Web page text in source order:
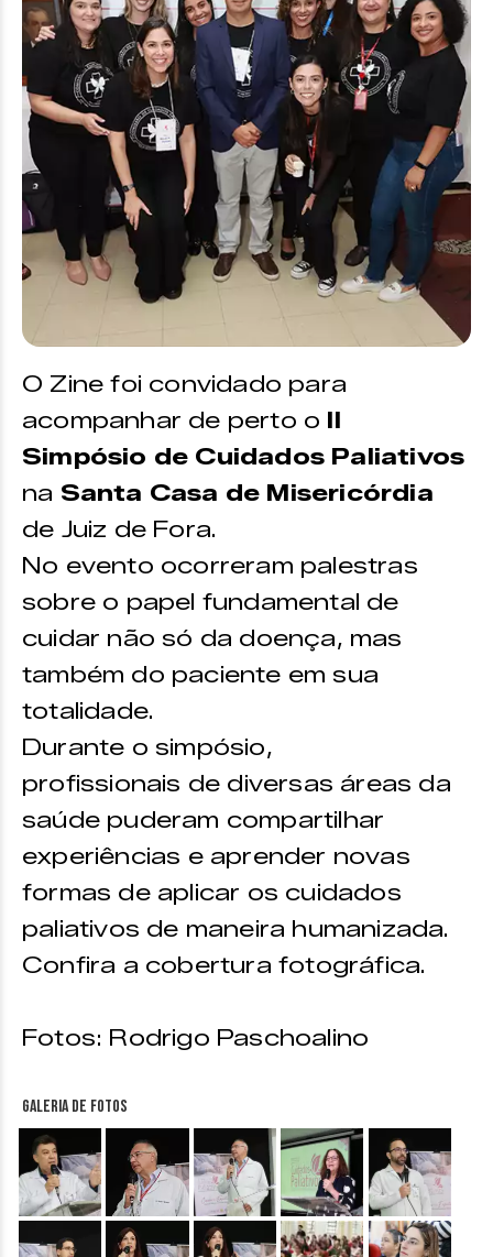
O Zine foi convidado para
acompanhar de perto o II
Simpósio de Cuidados Paliativos
na Santa Casa de Misericórdia
de Juiz de Fora.
No evento ocorreram palestras
sobre o papel fundamental de
cuidar não só da doença, mas
também do paciente em sua
totalidade.
Durante o simpósio,
profissionais de diversas áreas da
saúde puderam compartilhar
experiências e aprender novas
formas de aplicar os cuidados
paliativos de maneira humanizada.
Confira a cobertura fotográfica.
Fotos: Rodrigo Paschoalino
Galeria de fotos
&nbsp; &nbsp; &nbsp; &nbsp; &nbsp;
&nbsp; &nbsp; &nbsp; &nbsp; &nbsp;